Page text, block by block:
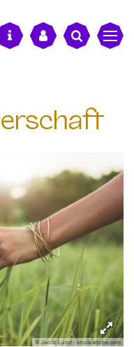
© Jacob Lund - stock.adobe.com